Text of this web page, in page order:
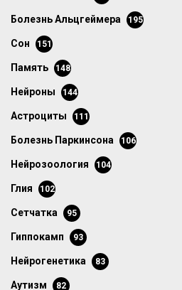
болезнь Альцгеймера 195
сон 151
память 148
нейроны 144
астроциты 111
болезнь Паркинсона 106
нейрозоология 104
глия 102
сетчатка 95
гиппокамп 93
нейрогенетика 83
аутизм 82